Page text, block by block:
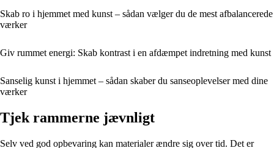
Skab ro i hjemmet med kunst – sådan vælger du de mest afbalancerede
værker
Giv rummet energi: Skab kontrast i en afdæmpet indretning med kunst
Sanselig kunst i hjemmet – sådan skaber du sanseoplevelser med dine
værker
Tjek rammerne jævnligt
Selv ved god opbevaring kan materialer ændre sig over tid. Det er